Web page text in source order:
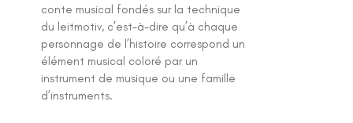
conte musical fondés sur la technique
du leitmotiv, c’est-à-dire qu’à chaque
personnage de l’histoire correspond un
élément musical coloré par un
instrument de musique ou une famille
d’instruments.